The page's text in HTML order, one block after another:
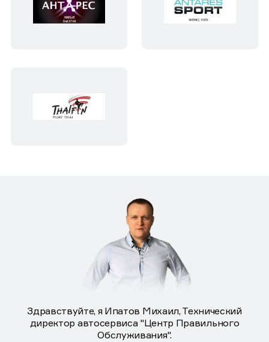
Здравствуйте, я Ипатов Михаил, Технический
директор автосервиса "Центр Правильного
Обслуживания".